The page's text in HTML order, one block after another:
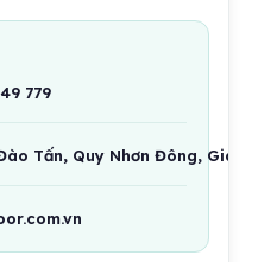
779
Tấn, Quy Nhơn Đông, Gia